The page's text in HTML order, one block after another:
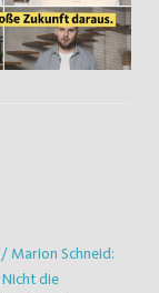
Marion Schneid:
die